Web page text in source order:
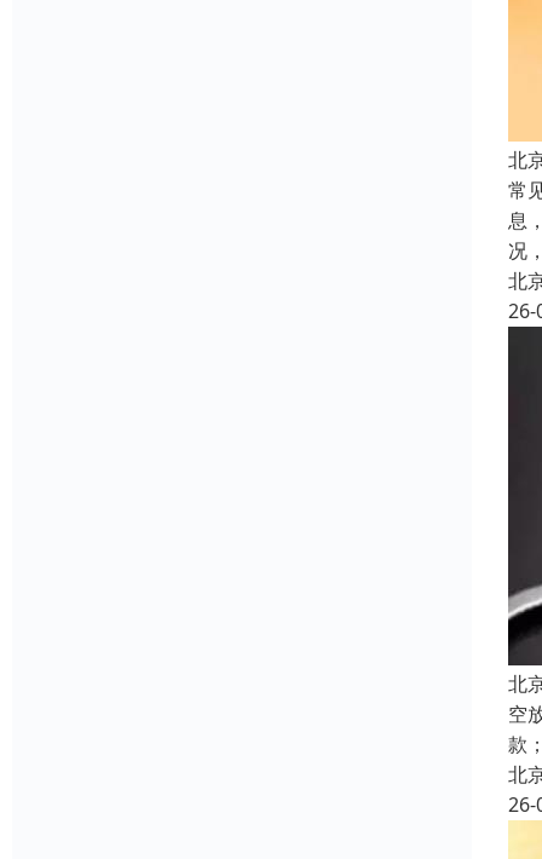
北
常
息
况
北
26-
北
空
款
北
26-